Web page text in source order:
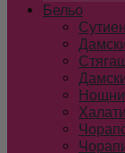
Бельо